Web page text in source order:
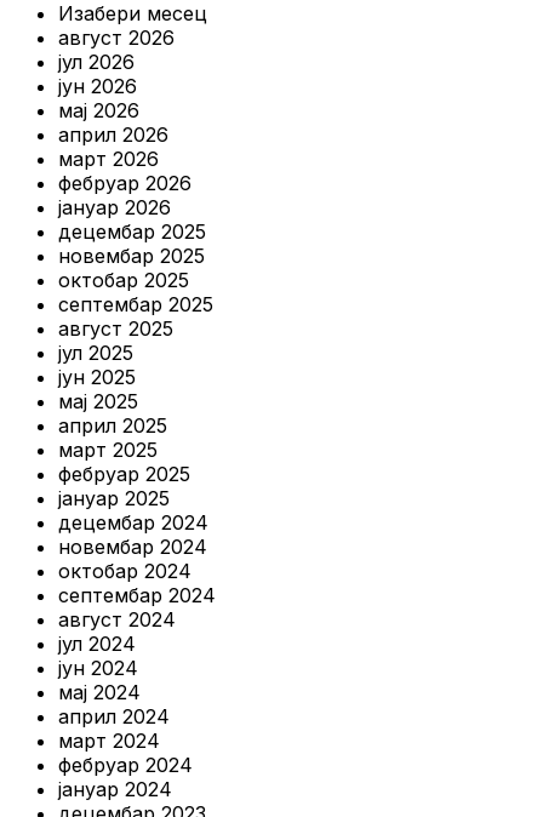
Изабери месец
август 2026
јул 2026
јун 2026
мај 2026
април 2026
март 2026
фебруар 2026
јануар 2026
децембар 2025
новембар 2025
октобар 2025
септембар 2025
август 2025
јул 2025
јун 2025
мај 2025
април 2025
март 2025
фебруар 2025
јануар 2025
децембар 2024
новембар 2024
октобар 2024
септембар 2024
август 2024
јул 2024
јун 2024
мај 2024
април 2024
март 2024
фебруар 2024
јануар 2024